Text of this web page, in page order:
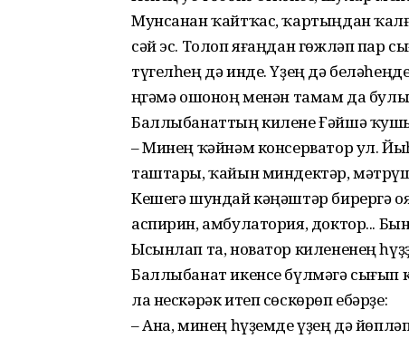
Мунсанан ҡайтҡас, ҡартыңдан
сәй эс. Толоп яғаңдан гөжләп пар
түгелһең дә инде. Үҙең дә
Әңгәмә ошоноң менән тамам да
Баллыбанаттың килене Ғәйшә
– Минең ҡәйнәм консерватор ул.
таштары, ҡайын миндектәр,
Кешегә шундай кәңәштәр бирергә
аспирин, амбулатория, доктор...
Ысынлап та, новатор килененең
Баллыбанат икенсе бүлмәгә сығып
ла нескәрәк итеп сөскөрөп ебәрҙе:
– Ана, минең һүҙемде үҙең дә